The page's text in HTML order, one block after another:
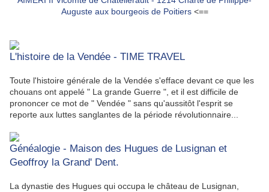
Auguste aux bourgeois de Poitiers <==
L'histoire de la Vendée - TIME TRAVEL
Toute l'histoire générale de la Vendée s'efface devant ce que les
chouans ont appelé " La grande Guerre ", et il est difficile de
prononcer ce mot de " Vendée " sans qu'aussitôt l'esprit se
reporte aux luttes sanglantes de la période révolutionnaire...
Généalogie - Maison des Hugues de Lusignan et
Geoffroy la Grand' Dent.
La dynastie des Hugues qui occupa le château de Lusignan,